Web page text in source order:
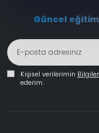
Güncel
Kişisel verilerimin
ederim.